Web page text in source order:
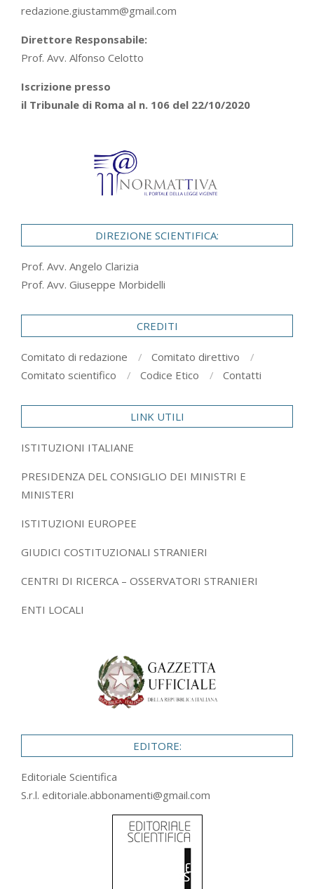
redazione.giustamm@gmail.com
Direttore Responsabile:
Prof. Avv. Alfonso Celotto
Iscrizione presso
il Tribunale di Roma al n. 106 del 22/10/2020
DIREZIONE SCIENTIFICA:
Prof. Avv. Angelo Clarizia
Prof. Avv. Giuseppe Morbidelli
CREDITI
Comitato di redazione
Comitato direttivo
Comitato scientifico
Codice Etico Contatti
LINK UTILI
ISTITUZIONI ITALIANE
PRESIDENZA DEL CONSIGLIO DEI MINISTRI E
MINISTERI
ISTITUZIONI EUROPEE
GIUDICI COSTITUZIONALI STRANIERI
CENTRI DI RICERCA – OSSERVATORI STRANIERI
ENTI LOCALI
EDITORE:
Editoriale Scientifica
S.r.l. editoriale.abbonamenti@gmail.com